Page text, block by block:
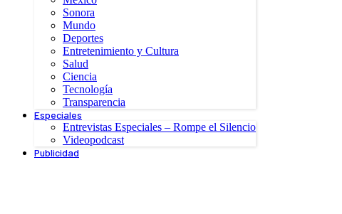
Sonora
Mundo
Deportes
Entretenimiento y Cultura
Salud
Ciencia
Tecnología
Transparencia
Especiales
Entrevistas Especiales – Rompe el Silencio
Videopodcast
Publicidad